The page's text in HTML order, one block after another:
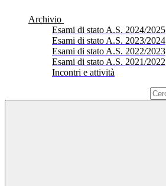
Archivio
Esami di stato A.S. 2024/2025
Esami di stato A.S. 2023/2024
Esami di stato A.S. 2022/2023
Esami di stato A.S. 2021/2022
Incontri e attività